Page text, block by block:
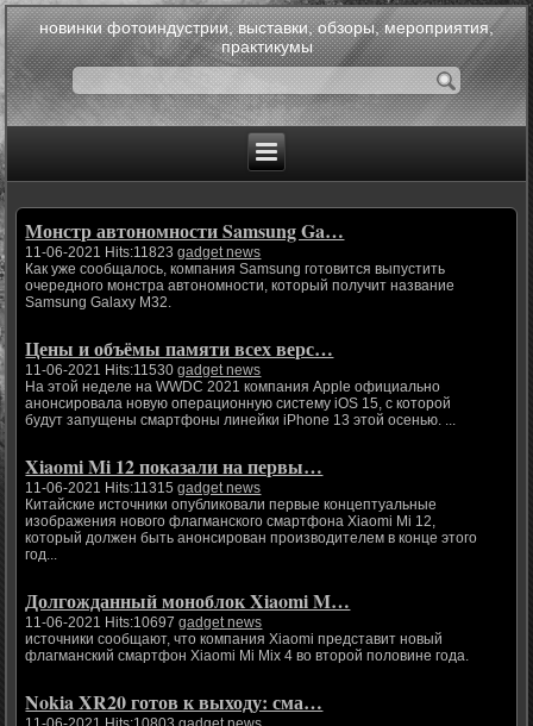
новинки фотоиндустрии, выставки, обзоры, мероприятия,
практикумы
Монстр автономности Samsung Ga…
11-06-2021 Hits:11823gadget news
Как уже сообщалось, компания Samsung готовится выпустить
очередного монстра автономности, который получит название
Samsung Galaxy M32.
Цены и объёмы памяти всех верс…
11-06-2021 Hits:11530gadget news
На этой неделе на WWDC 2021 компания Apple официально
анонсировала новую операционную систему iOS 15, с которой
будут запущены смартфоны линейки iPhone 13 этой осенью. ...
Xiaomi Mi 12 показали на первы…
11-06-2021 Hits:11315gadget news
Китайские источники опубликовали первые концептуальные
изображения нового флагманского смартфона Xiaomi Mi 12,
который должен быть анонсирован производителем в конце этого
год...
Долгожданный моноблок Xiaomi M…
11-06-2021 Hits:10697gadget news
источники сообщают, что компания Xiaomi представит новый
флагманский смартфон Xiaomi Mi Mix 4 во второй половине года.
Nokia XR20 готов к выходу: сма…